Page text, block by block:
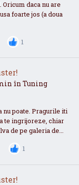
Oricum daca nu are
foarte jos (a doua
1
în Tuning
nu poate. Pragurile iti
te ingrijoreze, chiar
de pe galeria de...
1